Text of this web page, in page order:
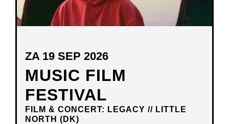
MUSIC FILM
FESTIVAL
FILM & CONCERT: LEGACY // LITTLE
NORTH (DK)
ZA 19 SEP 2026